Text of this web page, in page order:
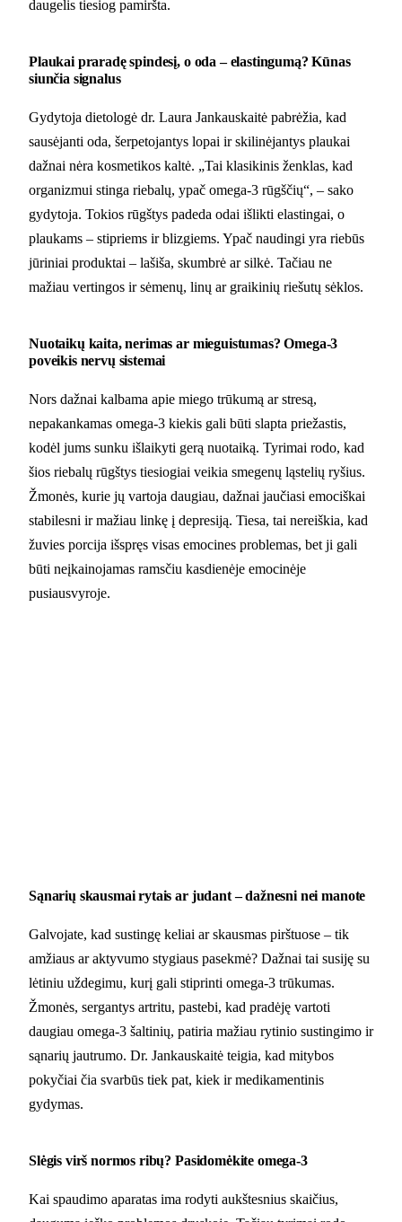
daugelis tiesiog pamiršta.
Plaukai praradę spindesį, o oda – elastingumą? Kūnas
siunčia signalus
Gydytoja dietologė dr. Laura Jankauskaitė pabrėžia, kad
sausėjanti oda, šerpetojantys lopai ir skilinėjantys plaukai
dažnai nėra kosmetikos kaltė. „Tai klasikinis ženklas, kad
organizmui stinga riebalų, ypač omega-3 rūgščių“, – sako
gydytoja. Tokios rūgštys padeda odai išlikti elastingai, o
plaukams – stipriems ir blizgiems. Ypač naudingi yra riebūs
jūriniai produktai – lašiša, skumbrė ar silkė. Tačiau ne
mažiau vertingos ir sėmenų, linų ar graikinių riešutų sėklos.
Nuotaikų kaita, nerimas ar mieguistumas? Omega-3
poveikis nervų sistemai
Nors dažnai kalbama apie miego trūkumą ar stresą,
nepakankamas omega-3 kiekis gali būti slapta priežastis,
kodėl jums sunku išlaikyti gerą nuotaiką. Tyrimai rodo, kad
šios riebalų rūgštys tiesiogiai veikia smegenų ląstelių ryšius.
Žmonės, kurie jų vartoja daugiau, dažnai jaučiasi emociškai
stabilesni ir mažiau linkę į depresiją. Tiesa, tai nereiškia, kad
žuvies porcija išspręs visas emocines problemas, bet ji gali
būti neįkainojamas ramsčiu kasdienėje emocinėje
pusiausvyroje.
Sąnarių skausmai rytais ar judant – dažnesni nei manote
Galvojate, kad sustingę keliai ar skausmas pirštuose – tik
amžiaus ar aktyvumo stygiaus pasekmė? Dažnai tai susiję su
lėtiniu uždegimu, kurį gali stiprinti omega-3 trūkumas.
Žmonės, sergantys artritu, pastebi, kad pradėję vartoti
daugiau omega-3 šaltinių, patiria mažiau rytinio sustingimo ir
sąnarių jautrumo. Dr. Jankauskaitė teigia, kad mitybos
pokyčiai čia svarbūs tiek pat, kiek ir medikamentinis
gydymas.
Slėgis virš normos ribų? Pasidomėkite omega-3
Kai spaudimo aparatas ima rodyti aukštesnius skaičius,